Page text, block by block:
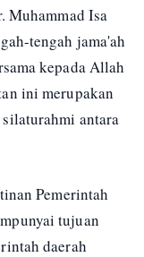
Muhammad Isa
tengah jama'ah
kepada Allah
ini merupakan
antara
Pemerintah
tujuan
daerah